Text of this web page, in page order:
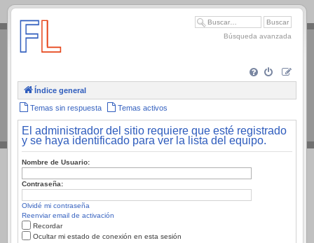
.
Búsqueda avanzada
Índice general
Temas sin respuesta Temas activos
El administrador del sitio requiere que esté registrado
y se haya identificado para ver la lista del equipo.
Nombre de Usuario:
Contraseña:
Olvidé mi contraseña
Reenviar email de activación
Recordar
Ocultar mi estado de conexión en esta sesión